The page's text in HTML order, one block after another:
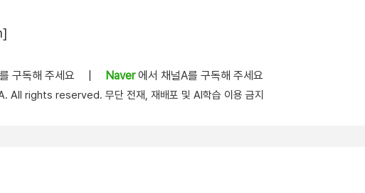
구독해 주세요 Naver에서 채널A를 구독해 주세요
rights reserved. 무단 전재, 재배포 및 AI학습 이용 금지